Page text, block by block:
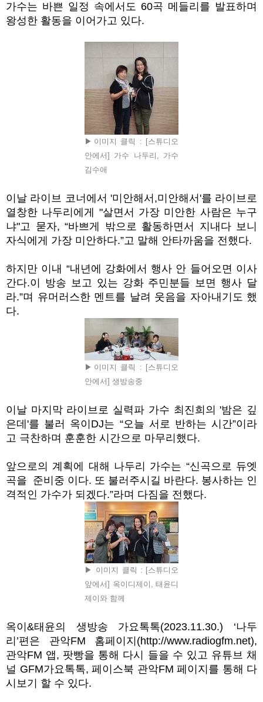
가수는 바쁜 일정 속에서도 60곡 메들리를 발표하며
왕성한 활동을 이어가고 있다.
▶이미지 클릭 : [스튜디오
안에서] 가수 나두리, 가수
김수애
이날 라이브 코너에서 '미안해서 ,미안해서'를 라이브로
열창한 나두리에게 "살면서 가장 미안한 사람은 누구
냐"고 묻자, “바쁘게 밖으로 활동하면서 지내다 보니
자식에게 가장 미안하다.”고 말해 안타까움을 전했다.
하지만 이내 “내년에 강화에서 행사 안 들어오면 이사
간다.이
방송 보고 있는 강화 주민분들 보면 행사 달
라.”며 유머러스한 멘트를 날려 웃음을 자아내기도 했
다.
▶이미지 클릭 : [스튜디오
안에서] 생방송중
이날 마지막 라이브로 실력파 가수 최진희의 '밤은 깊
은데 '를 불러 옥이DJ는 “오늘 서로 반하는 시간”이라
고 극찬하며 훈훈한 시간으로 마무리했다.
앞으로의 계획에 대해 나두리 가수는 “신곡으로 듀엣
곡을 준비중 이다. 또 불러주시길 바란다. 봉사하는 인
격적인 가수가 되겠다.”라며 다짐을 전했다.
▶ 이미지 클릭 : [스튜디오
앞에서] 옥이디제이, 태윤디
제이와 함께
옥이 &태윤의 생방송 가요톡톡(2023.11.30.) ‘나두
리 ’편은 관악FM 홈페이지 (http://www.radiogfm.net),
관악FM 앱, 팟빵을 통해 다시 들을 수 있고 유튜브 채
널 GFM가요톡톡, 페이스북 관악FM 페이지를 통해 다
시보기 할 수 있다.